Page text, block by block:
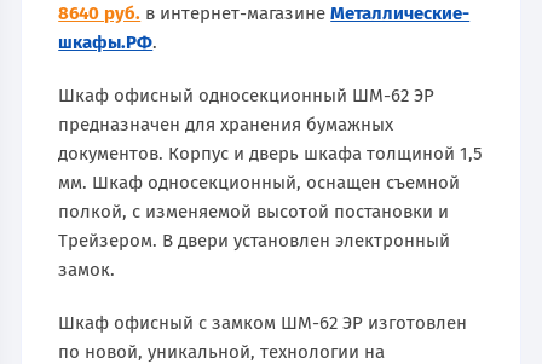
8640 руб. в интернет-магазинеМеталлические-
шкафы.РФ.
Шкаф офисный односекционный ШМ-62 ЭР
предназначен для хранения бумажных
документов. Корпус и дверь шкафа толщиной 1,5
мм. Шкаф односекционный, оснащен съемной
полкой, с изменяемой высотой постановки и
Трейзером. В двери установлен электронный
замок.
Шкаф офисный с замком ШМ-62 ЭР изготовлен
по новой, уникальной, технологии на